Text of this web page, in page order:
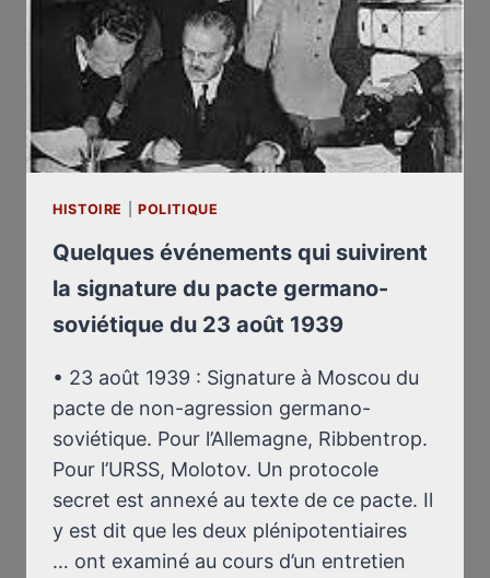
HISTOIRE POLITIQUE
Quelques événements qui suivirent
la signature du pacte germano-
soviétique du 23 août 1939
• 23 août 1939 : Signature à Moscou du
pacte de non-agression germano-
soviétique. Pour l’Allemagne, Ribbentrop.
Pour l’URSS, Molotov. Un protocole
secret est annexé au texte de ce pacte. Il
y est dit que les deux plénipotentiaires
… ont examiné au cours d’un entretien